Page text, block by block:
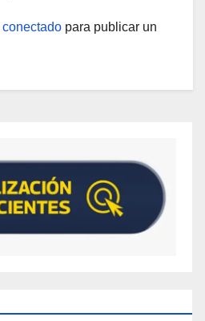
conectado para publicar un